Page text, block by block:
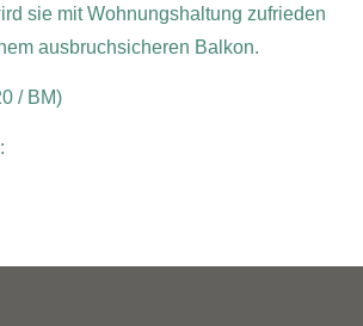
sie mit Wohnungshaltung zufrieden
ausbruchsicheren Balkon.
/ BM)